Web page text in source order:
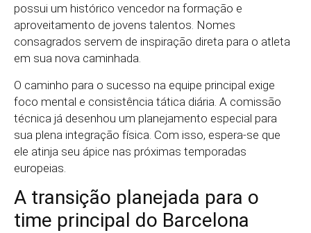
possui um histórico vencedor na formação e
aproveitamento de jovens talentos. Nomes
consagrados servem de inspiração direta para o atleta
em sua nova caminhada.
O caminho para o sucesso na equipe principal exige
foco mental e consistência tática diária. A comissão
técnica já desenhou um planejamento especial para
sua plena integração física. Com isso, espera-se que
ele atinja seu ápice nas próximas temporadas
europeias.
A transição planejada para o
time principal do Barcelona